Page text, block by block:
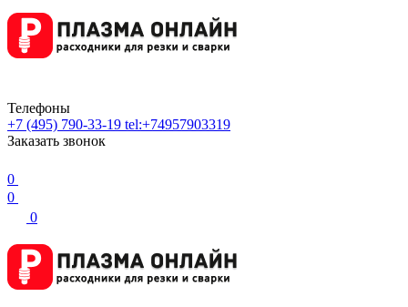
Телефоны
+7 (495) 790-33-19 tel:+74957903319
Заказать звонок
0
0
0